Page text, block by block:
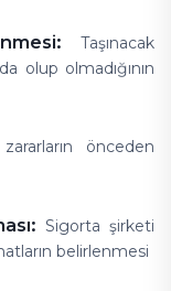
Taşınacak
olup olmadığının
önceden
Sigorta şirketi
belirlenmesi